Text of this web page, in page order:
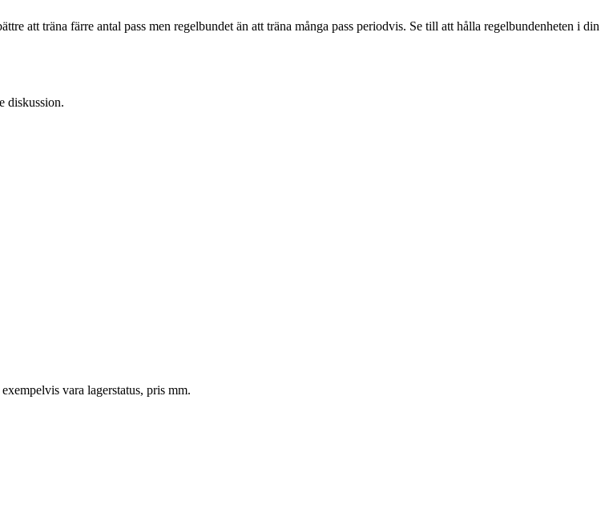
att träna färre antal pass men regelbundet än att träna många pass periodvis. Se till att hålla regelbundenheten i din
diskussion.
vara lagerstatus, pris mm.